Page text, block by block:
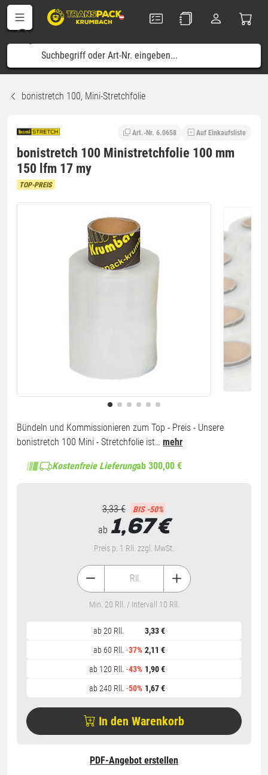
bonistretch 100, Mini-Stretchfolie
Art.-Nr. 6.0658 Auf Einkaufsliste
bonistretch 100 Ministretchfolie 100 mm
150 lfm 17 my
TOP-PREIS
Bündeln und Kommissionieren zum Top - Preis - Unsere
bonistretch 100 Mini - Stretchfolie ist… mehr
Kostenfreie Lieferungab 300,00 €
3,33 € BIS -50%
ab 1,67€
Preis p. 1 Rll. zzgl. MwSt.
ab 20 Rll.
3,33 €
ab 60 Rll.
-37% 2,11 €
ab 120 Rll.
-43% 1,90 €
ab 240 Rll.
-50% 1,67 €
Rll.
Min. 20 Rll. / Intervall 10 Rll.
In den Warenkorb
PDF-Angebot erstellen